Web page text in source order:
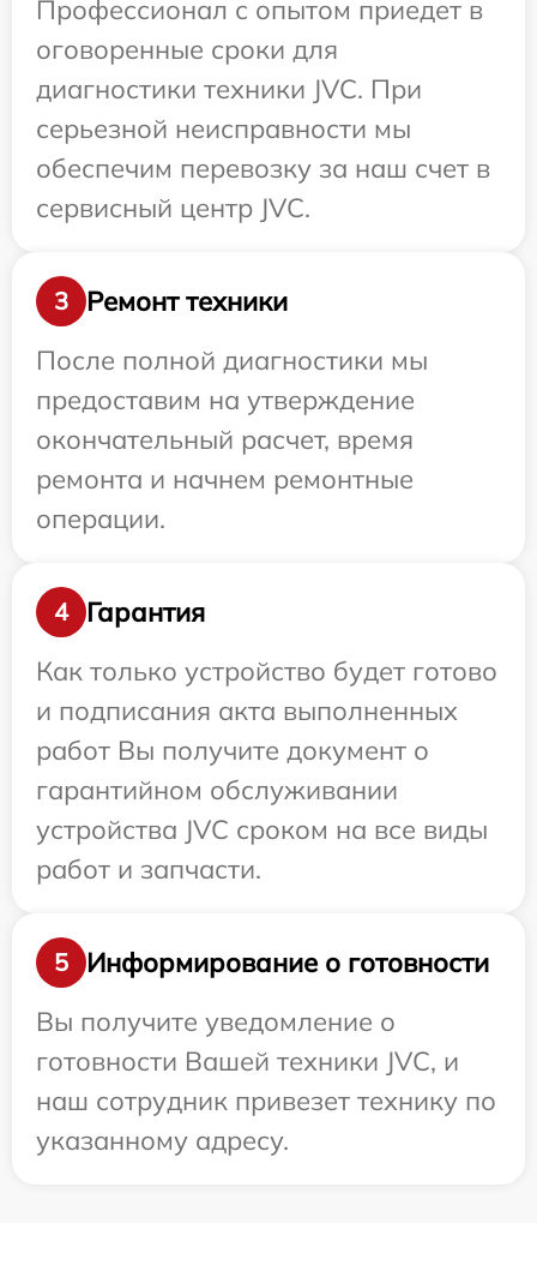
Профессионал с опытом приедет в
оговоренные сроки для
диагностики техники JVC. При
серьезной неисправности мы
обеспечим перевозку за наш счет в
сервисный центр JVC.
3
Ремонт техники
После полной диагностики мы
предоставим на утверждение
окончательный расчет, время
ремонта и начнем ремонтные
операции.
4
Гарантия
Как только устройство будет готово
и подписания акта выполненных
работ Вы получите документ о
гарантийном обслуживании
устройства JVC сроком на все виды
работ и запчасти.
5
Информирование о готовности
Вы получите уведомление о
готовности Вашей техники JVC, и
наш сотрудник привезет технику по
указанному адресу.